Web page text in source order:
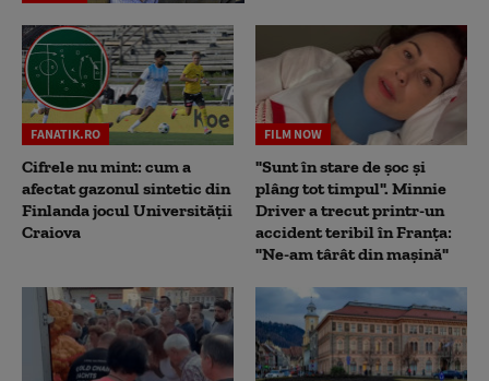
FANATIK.RO
Cifrele nu mint: cum a
afectat gazonul sintetic din
Finlanda jocul Universității
Craiova
FILM NOW
"Sunt în stare de șoc și
plâng tot timpul". Minnie
Driver a trecut printr-un
accident teribil în Franța:
"Ne-am târât din mașină"